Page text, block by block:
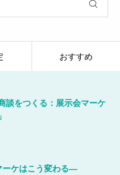
おすすめ
談をつくる：展示会マーケ
ケはこう変わる―